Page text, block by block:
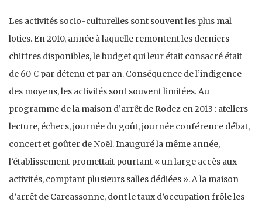
Les activités socio-culturelles sont souvent les plus mal
loties. En 2010, année à laquelle remontent les derniers
chiffres disponibles, le budget qui leur était consacré était
de 60 € par détenu et par an. Conséquence de l’indigence
des moyens, les activités sont souvent limitées. Au
programme de la maison d’arrêt de Rodez en 2013 : ateliers
lecture, échecs, journée du goût, journée conférence débat,
concert et goûter de Noël. Inauguré la même année,
l’établissement promettait pourtant « un large accès aux
activités, comptant plusieurs salles dédiées ». A la maison
d’arrêt de Carcassonne, dont le taux d’occupation frôle les